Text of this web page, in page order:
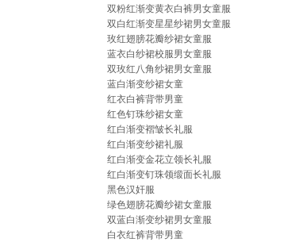
双粉红渐变黄衣白裤男女童服
双白红渐变星星纱裙男女童服
玫红翅膀花瓣纱裙女童服
蓝衣白纱裙校服男女童服
双玫红八角纱裙男女童服
蓝白渐变纱裙女童
红衣白裤背带男童
红色钉珠纱裙女童
红白渐变褶皱长礼服
红白渐变纱裙礼服
红白渐变金花立领长礼服
红白渐变钉珠领缎面长礼服
黑色汉奸服
绿色翅膀花瓣纱裙女童服
双蓝白渐变纱裙男女童服
白衣红裤背带男童